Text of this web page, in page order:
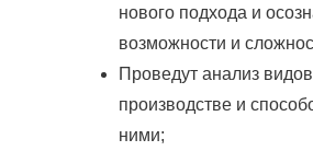
нового подхода и
возможности и
Проведут анализ
производстве и
ними;